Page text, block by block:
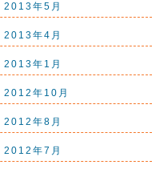
2013年5月
2013年4月
2013年1月
2012年10月
2012年8月
2012年7月